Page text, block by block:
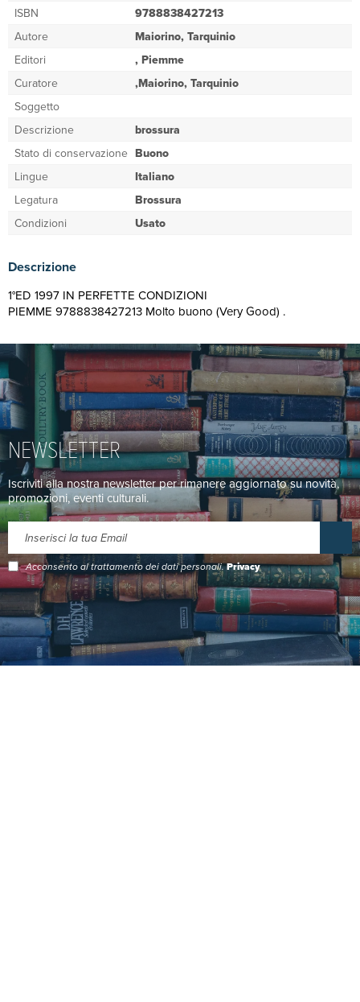
ISBN
9788838427213
Autore
Maiorino, Tarquinio
Editori
, Piemme
Curatore
,Maiorino, Tarquinio
Soggetto
Descrizione
brossura
Stato di conservazione Buono
Lingue
Italiano
Legatura
Brossura
Condizioni
Usato
Descrizione
1°ED 1997 IN PERFETTE CONDIZIONI
PIEMME 9788838427213 Molto buono (Very Good) .
NEWSLETTER
Iscriviti alla nostra newsletter per rimanere aggiornato su novità,
promozioni, eventi culturali.
Acconsento al trattamento dei dati personali.Privacy